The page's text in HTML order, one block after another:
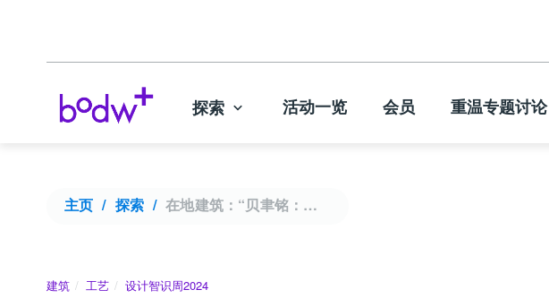
探索 活动一览 会员 重温专题讨论
主页 探索 在地建筑：“贝聿铭：人生如建筑” 策展之旅 | 设计智识周2024
建筑 工艺 设计智识周2024